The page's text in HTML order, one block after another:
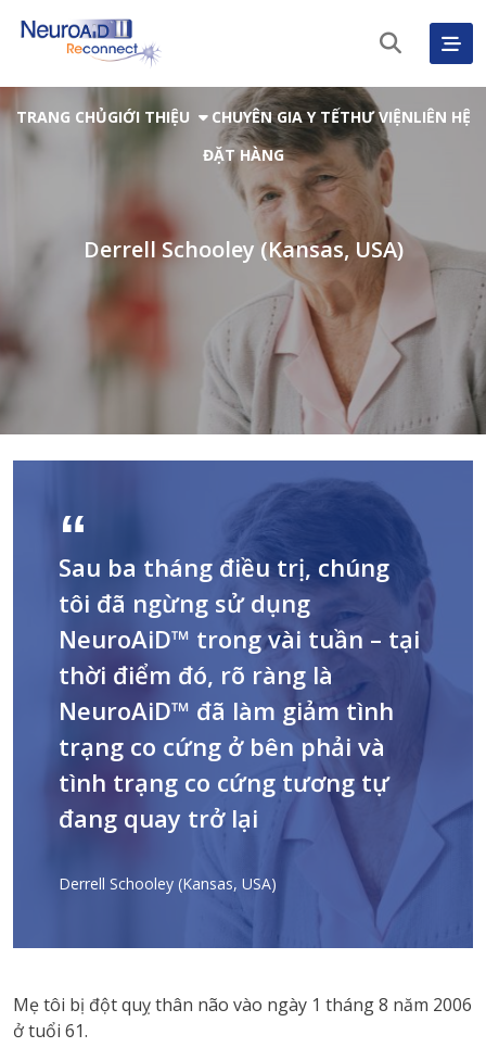
TRANG CHỦGIỚI THIỆU CHUYÊN GIA Y TẾTHƯ VIỆNLIÊN HỆ
ĐẶT HÀNG
Derrell Schooley (Kansas, USA)
Sau ba tháng điều trị, chúng
tôi đã ngừng sử dụng
NeuroAiD™ trong vài tuần – tại
thời điểm đó, rõ ràng là
NeuroAiD™ đã làm giảm tình
trạng co cứng ở bên phải và
tình trạng co cứng tương tự
đang quay trở lại
Derrell Schooley (Kansas, USA)
Mẹ tôi bị đột quỵ thân não vào ngày 1 tháng 8 năm 2006
ở tuổi 61.